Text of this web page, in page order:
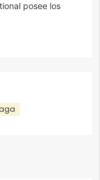
posee los